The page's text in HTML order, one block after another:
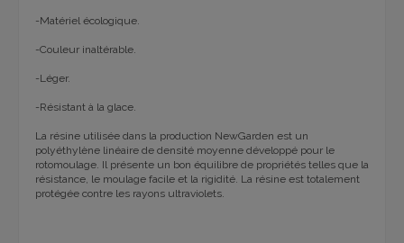
-Matériel écologique.
-Couleur inaltérable.
-Léger.
-Résistant à la glace.
La résine utilisée dans la production NewGarden est un
polyéthylène linéaire de densité moyenne développé pour le
rotomoulage. Il présente un bon équilibre de propriétés telles que la
résistance, le moulage facile et la rigidité. La résine est totalement
protégée contre les rayons ultraviolets.